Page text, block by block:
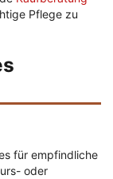
Pflege zu
für empfindliche
oder